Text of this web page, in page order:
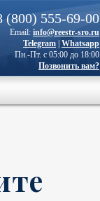
(800) 555-69-00
Email: info@reestr-sro.ru
Telegram Whatsapp
Пн.-Пт. с 05:00 до 18:00
Позвонить вам?